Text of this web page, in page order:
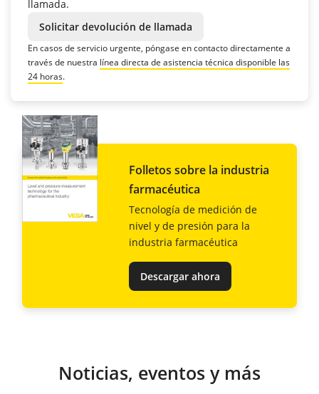
llamada.
Solicitar devolución de llamada
En casos de servicio urgente, póngase en contacto directamente a
través de nuestra línea directa de asistencia técnica disponible las
24 horas.
Folletos sobre la industria
farmacéutica
Tecnología de medición de
nivel y de presión para la
industria farmacéutica
Descargar ahora
Noticias, eventos y más